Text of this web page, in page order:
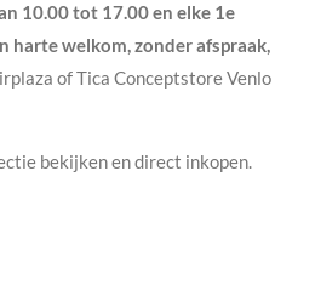
10.00 tot 17.00 en elke 1e
harte welkom, zonder afspraak,
of Tica Conceptstore Venlo
bekijken en direct inkopen.